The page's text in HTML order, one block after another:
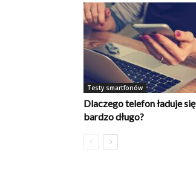
Testy smartfonów
Dlaczego telefon ładuje się
bardzo długo?